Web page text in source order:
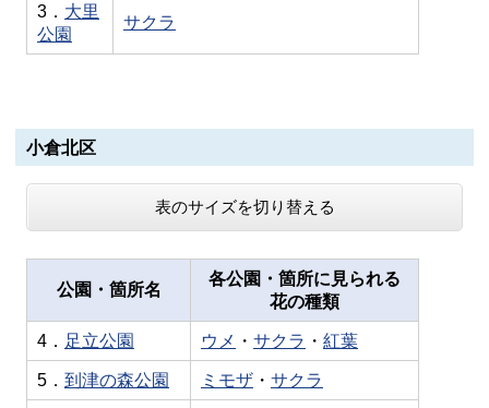
3． 大里
公園
サクラ
小倉北区
表のサイズを切り替える
公園・箇所名
各公園・箇所に見られる
花の種類
4． 足立公園 ウメ ・ サクラ ・ 紅葉
5． 到津の森公園 ミモザ ・ サクラ